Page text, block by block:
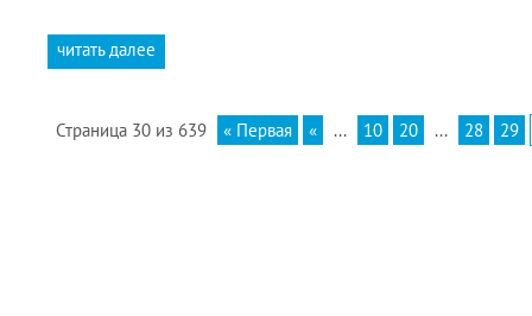
читать далее
Страница 30 из 639 « Первая « ... 10 20 ... 28 29